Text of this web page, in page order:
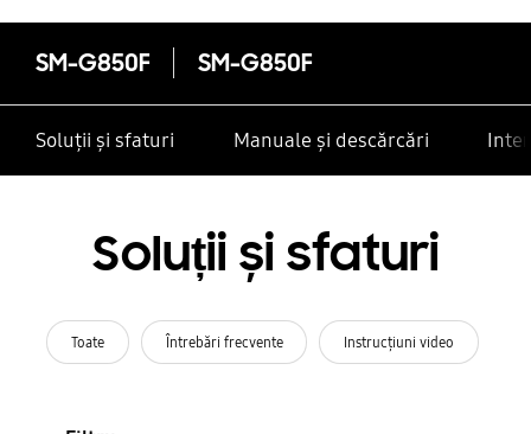
SM-G850F SM-G850F
Soluții și sfaturi Manuale și descărcări
Soluții și sfaturi
Toate Întrebări frecvente Instrucţiuni video